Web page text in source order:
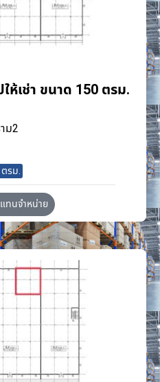
ห้เช่า ขนาด 150 ตรม.
ม2
รม.
ทนจำหน่าย